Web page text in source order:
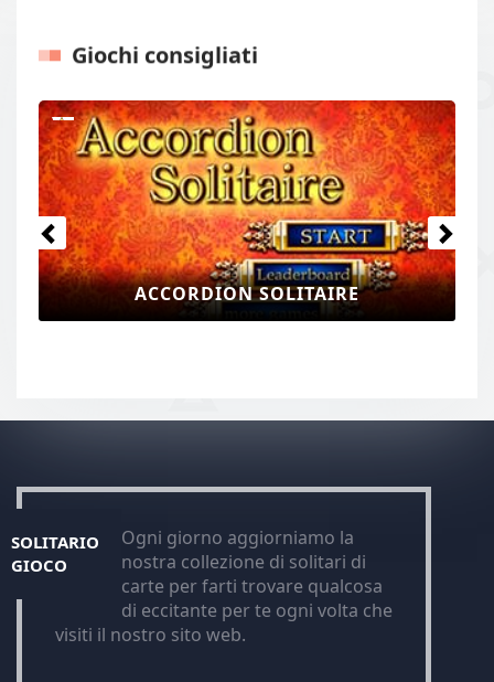
Giochi consigliati
ACCORDION SOLITAIRE
Precedente
SOLITARIO
GIOCO
Ogni giorno aggiorniamo la
nostra collezione di solitari di
carte per farti trovare qualcosa
di eccitante per te ogni volta che
visiti il nostro sito web.